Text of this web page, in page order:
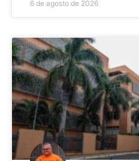
6 de agosto de 2026